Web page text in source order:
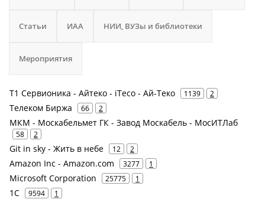
Статьи ИАА НИИ, ВУЗы и библиотеки
Мероприятия
Т1 Сервионика - Айтеко - iTeco - Ай-Теко 1139 2
Телеком Биржа 66 2
МКМ - Москабельмет ГК - Завод Москабель - МосИТЛаб
58 2
Git in sky - Жить в небе 12 2
Amazon Inc - Amazon.com 3277 1
Microsoft Corporation 25775 1
1С 9594 1